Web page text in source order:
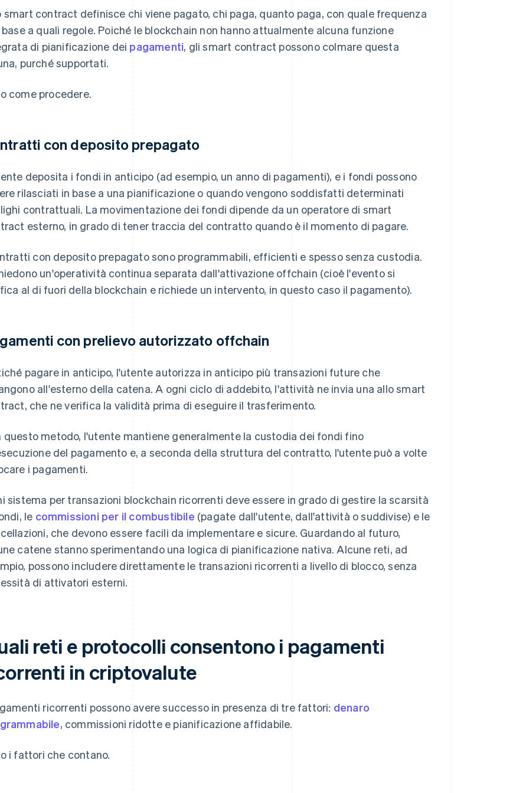
smart contract definisce chi viene pagato, chi paga, quanto paga, con quale frequenza
base a quali regole. Poiché le blockchain non hanno attualmente alcuna funzione
di pianificazione dei pagamenti, gli smart contract possono colmare questa
purché supportati.
come procedere.
con deposito prepagato
deposita i fondi in anticipo (ad esempio, un anno di pagamenti), e i fondi possono
rilasciati in base a una pianificazione o quando vengono soddisfatti determinati
contrattuali. La movimentazione dei fondi dipende da un operatore di smart
esterno, in grado di tener traccia del contratto quando è il momento di pagare.
con deposito prepagato sono programmabili, efficienti e spesso senza custodia.
un'operatività continua separata dall'attivazione offchain (cioè l'evento si
al di fuori della blockchain e richiede un intervento, in questo caso il pagamento).
con prelievo autorizzato offchain
pagare in anticipo, l'utente autorizza in anticipo più transazioni future che
all'esterno della catena. A ogni ciclo di addebito, l'attività ne invia una allo smart
che ne verifica la validità prima di eseguire il trasferimento.
questo metodo, l'utente mantiene generalmente la custodia dei fondi fino
del pagamento e, a seconda della struttura del contratto, l'utente può a volte
i pagamenti.
sistema per transazioni blockchain ricorrenti deve essere in grado di gestire la scarsità
le commissioni per il combustibile (pagate dall'utente, dall'attività o suddivise) e le
che devono essere facili da implementare e sicure. Guardando al futuro,
catene stanno sperimentando una logica di pianificazione nativa. Alcune reti, ad
possono includere direttamente le transazioni ricorrenti a livello di blocco, senza
di attivatori esterni.
reti e protocolli consentono i pagamenti
in criptovalute
ricorrenti possono avere successo in presenza di tre fattori: denaro
, commissioni ridotte e pianificazione affidabile.
i fattori che contano.